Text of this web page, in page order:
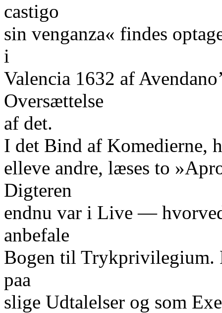
castigo
sin venganza« findes
i
Valencia 1632 af
Oversættelse
af det.
I det Bind af Komedierne,
elleve andre, læses to
Digteren
endnu var i Live —
anbefale
Bogen til Trykprivilegium.
paa
slige Udtalelser og som